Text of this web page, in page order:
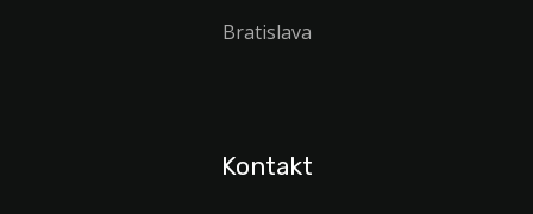
Bratislava
Kontakt